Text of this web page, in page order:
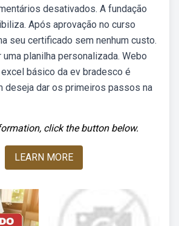
desativados. A fundação
Após aprovação no curso
seu certificado sem nenhum custo.
uma planilha personalizada. Webo
básico da ev bradesco é
deseja dar os primeiros passos na
click the button below.
LEARN MORE